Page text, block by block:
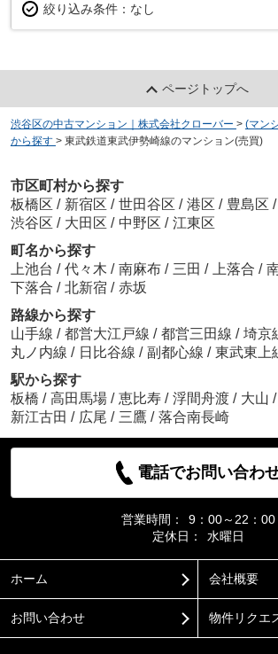
絞り込み条件： なし
ページトップへ
渋谷区の中古マンション｜株式会社クローバー > (マン
から探す > 東武鉄道東武伊勢崎線のマンション(売買)
市区町村から探す
板橋区 / 新宿区 / 世田谷区 / 港区 / 豊島区 /
渋谷区 / 大田区 / 中野区 / 江東区
町名から探す
上池台 / 代々木 / 南麻布 / 三田 / 上落合 /
下落合 / 北新宿 / 赤坂
路線から探す
山手線 / 都営大江戸線 / 都営三田線 / 埼京
丸ノ内線 / 日比谷線 / 副都心線 / 東武東上
駅から探す
板橋 / 高田馬場 / 恵比寿 / 浮間舟渡 / 大山 /
新江古田 / 広尾 / 三鷹 / 落合南長崎
電話でお問い合わ
営業時間：
9：00～22：00
定休日：
水曜日
ホーム 会社概要
お問い合わせ 物件リクエ